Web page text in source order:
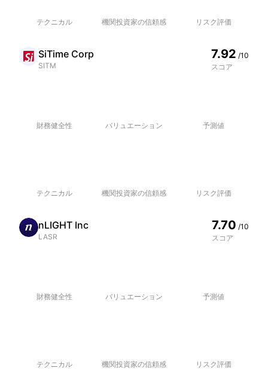
テクニカル 機関投資家の信頼感 リスク評価
SiTime Corp
SITM
7.92 /10
スコア
財務健全性 バリュエーション 予測値
テクニカル 機関投資家の信頼感 リスク評価
nLIGHT Inc
LASR
7.70 /10
スコア
財務健全性 バリュエーション 予測値
テクニカル 機関投資家の信頼感 リスク評価